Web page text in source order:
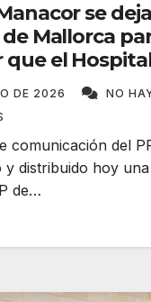
se
Mallorca
que el
DE 2026
NO
comunicación del
y distribuido hoy
de…